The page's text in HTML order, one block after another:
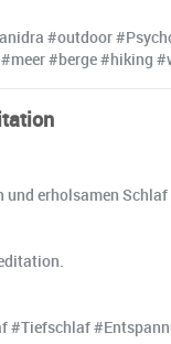
#outdoor
#berge #hiking
und erholsamen Schlaf
#Tiefschlaf